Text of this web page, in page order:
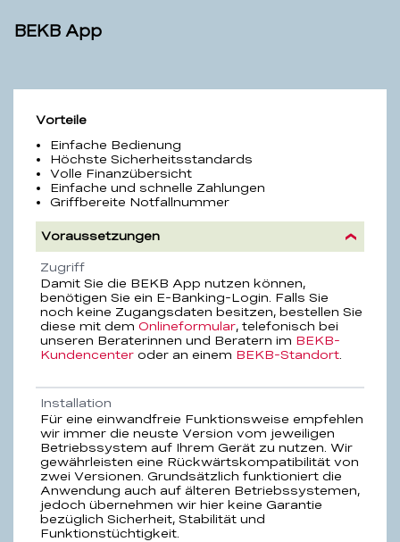
BEKB App
Vorteile
Einfache Bedienung
Höchste Sicherheitsstandards
Volle Finanzübersicht
Einfache und schnelle Zahlungen
Griffbereite Notfallnummer
Voraussetzungen
Zugriff
Damit Sie die BEKB App nutzen können,
benötigen Sie ein E-Banking-Login. Falls Sie
noch keine Zugangsdaten besitzen, bestellen Sie
diese mit dem Onlineformular, telefonisch bei
unseren Beraterinnen und Beratern im BEKB-
Kundencenter oder an einem BEKB-Standort.
Installation
Für eine einwandfreie Funktionsweise empfehlen
wir immer die neuste Version vom jeweiligen
Betriebssystem auf Ihrem Gerät zu nutzen. Wir
gewährleisten eine Rückwärtskompatibilität von
zwei Versionen. Grundsätzlich funktioniert die
Anwendung auch auf älteren Betriebssystemen,
jedoch übernehmen wir hier keine Garantie
bezüglich Sicherheit, Stabilität und
Funktionstüchtigkeit.